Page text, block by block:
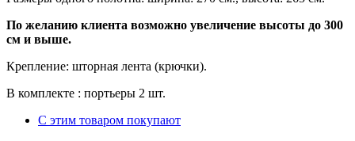
По желанию клиента возможно увеличение высоты до 300
см и выше.
Крепление: шторная лента (крючки).
В комплекте : портьеры 2 шт.
С этим товаром покупают